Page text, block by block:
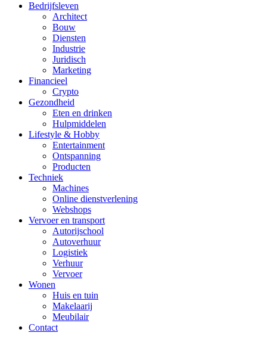
Bedrijfsleven
Architect
Bouw
Diensten
Industrie
Juridisch
Marketing
Financieel
Crypto
Gezondheid
Eten en drinken
Hulpmiddelen
Lifestyle & Hobby
Entertainment
Ontspanning
Producten
Techniek
Machines
Online dienstverlening
Webshops
Vervoer en transport
Autorijschool
Autoverhuur
Logistiek
Verhuur
Vervoer
Wonen
Huis en tuin
Makelaarij
Meubilair
Contact